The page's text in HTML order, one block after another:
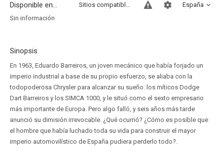
Disponible en... España
Sitios compatibles
Sin información
Sinopsis
En 1963, Eduardo Barreiros, un joven mecánico que había forjado un
imperio industrial a base de su propio esfuerzo, se aliaba con la
todopoderosa Chrysler para alcanzar su sueño: los míticos Dodge
Dart Barreiros y los SIMCA 1000, y le situó como el sexto empresario
más importante de Europa. Pero algo falló, y seis años más tarde
anunció su dimisión irrevocable. ¿Qué ocurrió? ¿Cómo es posible que
el hombre que había luchado toda su vida para construir el mayor
imperio automovilístico de España pudiera perderlo todo?.